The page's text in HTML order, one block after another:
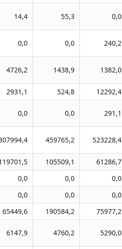
14,4 55,3 0,0
0,0 0,0 240,2
4726,2 1438,9 1382,0
2931,1 524,8 12292,4
0,0 0,0 291,1
459765,2 523228,4
105509,1 61286,7
0,0 0,0 0,0
0,0 0,0 0,0
65449,6 190584,2 75977,2
6147,9 4760,2 5290,0